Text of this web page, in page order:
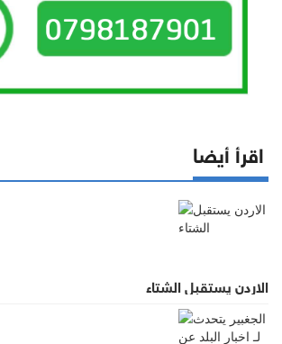
اقرأ أيضا
الاردن يستقبل الشتاء